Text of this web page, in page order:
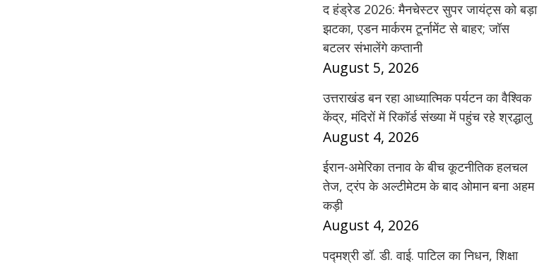
द हंड्रेड 2026: मैनचेस्टर सुपर जायंट्स को बड़ा
झटका, एडन मार्करम टूर्नामेंट से बाहर; जॉस
बटलर संभालेंगे कप्तानी
August 5, 2026
उत्तराखंड बन रहा आध्यात्मिक पर्यटन का वैश्विक
केंद्र, मंदिरों में रिकॉर्ड संख्या में पहुंच रहे श्रद्धालु
August 4, 2026
ईरान-अमेरिका तनाव के बीच कूटनीतिक हलचल
तेज, ट्रंप के अल्टीमेटम के बाद ओमान बना अहम
कड़ी
August 4, 2026
पद्मश्री डॉ. डी. वाई. पाटिल का निधन, शिक्षा